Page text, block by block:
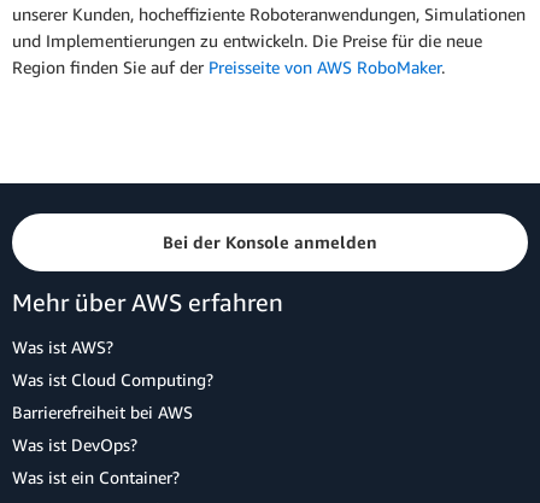
unserer Kunden, hocheffiziente Roboteranwendungen, Simulationen
und Implementierungen zu entwickeln. Die Preise für die neue
Region finden Sie auf der Preisseite von AWS RoboMaker.
Bei der Konsole anmelden
Mehr über AWS erfahren
Was ist AWS?
Was ist Cloud Computing?
Barrierefreiheit bei AWS
Was ist DevOps?
Was ist ein Container?